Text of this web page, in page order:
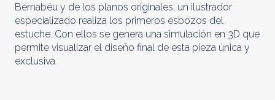
Bernabéu y de los planos originales, un ilustrador
especializado realiza los primeros esbozos del
estuche. Con ellos se genera una simulación en 3D que
permite visualizar el diseño final de esta pieza única y
exclusiva